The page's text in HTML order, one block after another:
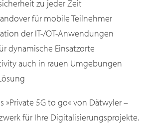
zu jeder Zeit
für mobile Teilnehmer
der IT-/OT-Anwendungen
dynamische Einsatzorte
auch in rauen Umgebungen
»Private 5G to go« von Dätwyler –
für Ihre Digitalisierungsprojekte.